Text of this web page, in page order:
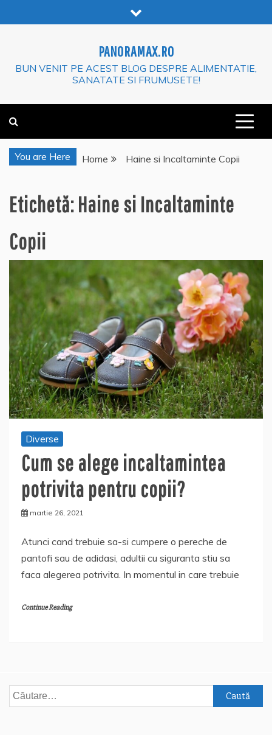
to
PANORAMAX.RO
BUN VENIT PE ACEST BLOG DESPRE ALIMENTATIE,
SANATATE SI FRUMUSETE!
You are Here Home Haine si Incaltaminte Copii
Etichetă:Haine si Incaltaminte
Copii
Diverse
Cum se alege incaltamintea
potrivita pentru copii?
martie 26, 2021
Atunci cand trebuie sa-si cumpere o pereche de
pantofi sau de adidasi, adultii cu siguranta stiu sa
faca alegerea potrivita. In momentul in care trebuie
Continue Reading
Caută
după: